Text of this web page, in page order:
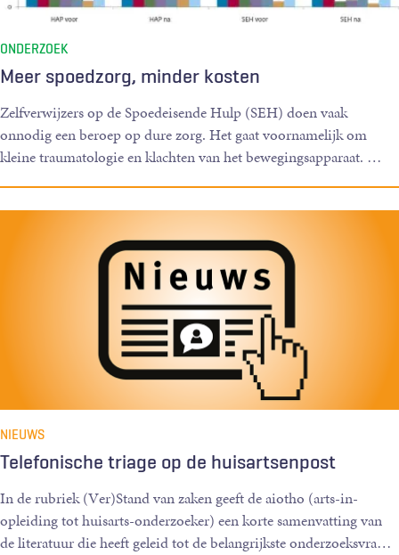
Meer spoedzorg, minder kosten
ONDERZOEK
Zelfverwijzers op de Spoedeisende Hulp (SEH) doen vaak
onnodig een beroep op dure zorg. Het gaat voornamelijk om
kleine traumatologie en klachten van het bewegingsapparaat. …
Telefonische triage op de huisartsenpost
NIEUWS
In de rubriek (Ver)Stand van zaken geeft de aiotho (arts-in-
opleiding tot huisarts-onderzoeker) een korte samenvatting van
de literatuur die heeft geleid tot de belangrijkste onderzoeksvra…